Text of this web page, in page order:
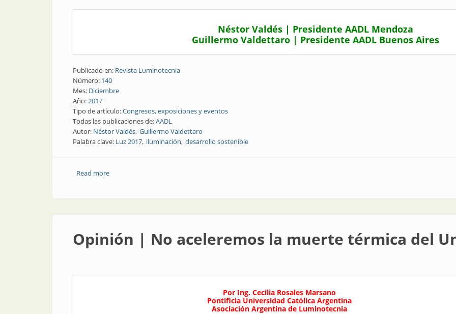
Néstor Valdés | Presidente AADL Mendoza
Guillermo Valdettaro | Presidente AADL Buenos Aires
Publicado en: Revista Luminotecnia
Número: 140
Mes: Diciembre
Año:2017
Tipo de artículo:Congresos, exposiciones y eventos
Todas las publicaciones de:AADL
Autor: Néstor Valdés Guillermo Valdettaro
Palabra clave: Luz 2017 iluminación desarrollo sostenible
Read moreabout Congresos y exposiciones | Luz 2017: organizadores y participantes contentos
Opinión | No aceleremos la muerte térmica del
Por Ing. Cecilia Rosales Marsano
Pontificia Universidad Católica Argentina
Asociación Argentina de Luminotecnia